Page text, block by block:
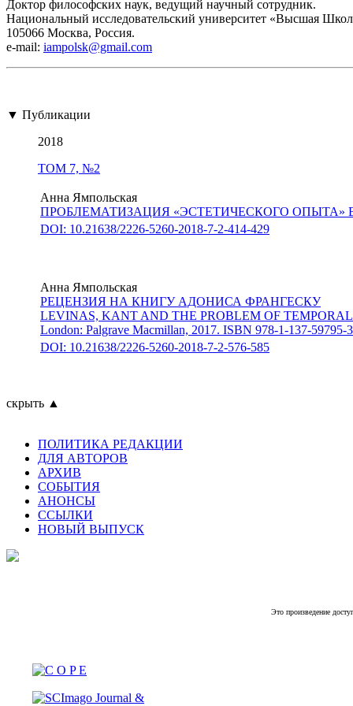
Доктор философских наук, ведущий научный сотрудник.
Национальный исследовательский университет «Высшая
105066 Москва, Россия.
е-mail: iampolsk@gmail.com
▼ Публикации
2018
ТОМ 7, №2
Анна Ямпольская
ПРОБЛЕМАТИЗАЦИЯ «ЭСТЕТИЧЕСКОГО
DOI: 10.21638/2226-5260-2018-7-2-414-429
Анна Ямпольская
РЕЦЕНЗИЯ НА КНИГУ АДОНИСА ФРАНГЕСКУ
LEVINAS, KANT AND THE PROBLEM OF
London: Palgrave Macmillan, 2017. ISBN 978-1-137-59795-3
DOI: 10.21638/2226-5260-2018-7-2-576-585
скрыть ▲
ПОЛИТИКА РЕДАКЦИИ
ДЛЯ АВТОРОВ
АРХИВ
СОБЫТИЯ
АНОНСЫ
ССЫЛКИ
НОВЫЙ ВЫПУСК
Это произведение